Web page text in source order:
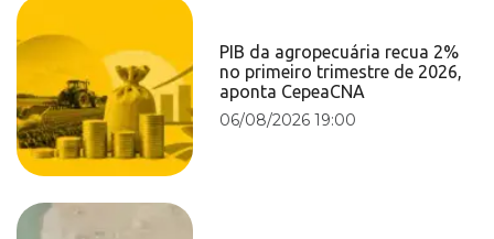
PIB da agropecuária recua 2%
no primeiro trimestre de 2026,
aponta CepeaCNA
06/08/2026 19:00